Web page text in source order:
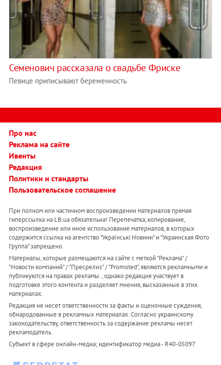
Семенович рассказала о свадьбе Фриске
Певице приписывают беременность
Про нас
Реклама на сайте
Ивенты
Редакция
Политики и стандарты
Пользовательское соглашение
При полном или частичном воспроизведении материалов прямая
гиперссылка на LB.ua обязательна! Перепечатка, копирование,
воспроизведение или иное использование материалов, в которых
содержится ссылка на агентство "Українськi Новини" и "Украинская Фото
Группа" запрещено.
Материалы, которые размещаются на сайте с меткой "Реклама" /
"Новости компаний" / "Пресрелиз" / "Promoted", являются рекламными и
публикуются на правах рекламы. , однако редакция участвует в
подготовке этого контента и разделяет мнения, высказанные в этих
материалах.
Редакция не несет ответственности за факты и оценочные суждения,
обнародованные в рекламных материалах. Согласно украинскому
законодательству, ответственность за содержание рекламы несет
рекламодатель.
Субъект в сфере онлайн-медиа; идентификатор медиа - R40-05097